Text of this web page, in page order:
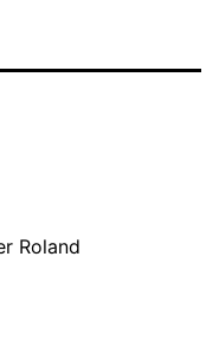
Roland